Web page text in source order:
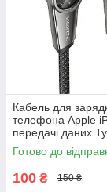
Кабель для
телефона Apple
передачі даних
Lightning
|27W, 120см|
Готово до
100 ₴ 150 ₴